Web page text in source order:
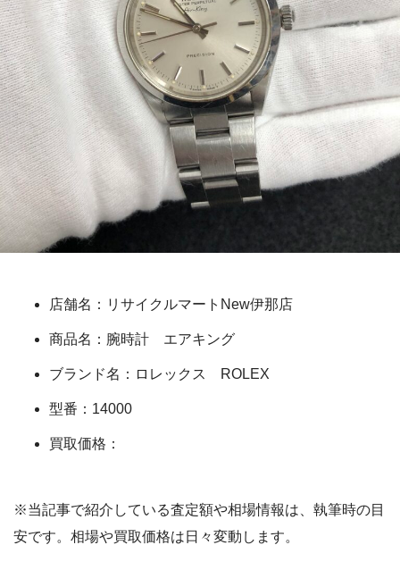
店舗名：リサイクルマートNew伊那店
商品名：腕時計 エアキング
ブランド名：ロレックス ROLEX
型番：14000
買取価格：
※当記事で紹介している査定額や相場情報は、執筆時の目
安です。相場や買取価格は日々変動します。